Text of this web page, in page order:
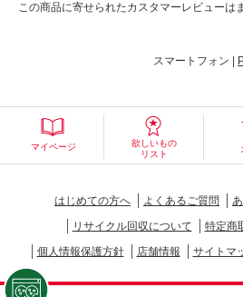
この商品に寄せられたカスタマーレビューは
スマートフォン |
マイページ
欲しいもの
リスト
はじめての方へ よくあるご質問
リサイクル回収について
特定商
個人情報保護方針
店舗情報 サイトマ